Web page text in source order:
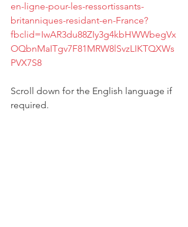
en-ligne-pour-les-ressortissants-
britanniques-residant-en-France?
fbclid=IwAR3du88ZIy3g4kbHWWbegVx
OQbnMaITgv7F81MRW8lSvzLIKTQXWs
PVX7S8
Scroll down for the English language if
required.